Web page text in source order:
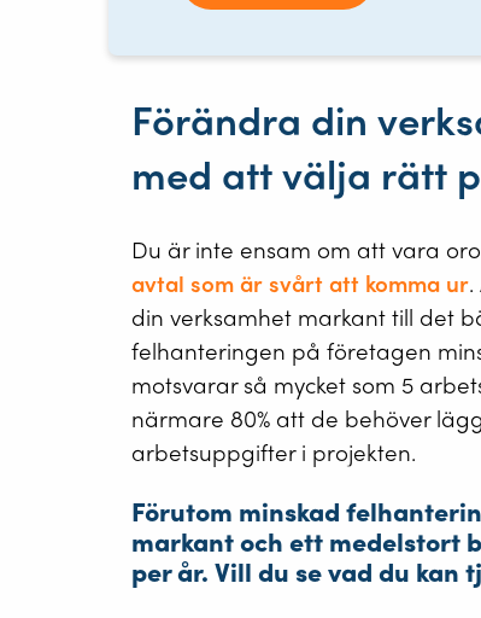
Förändra din
med att välja rätt
Du är inte ensam om att vara
avtal som är svårt att komma ur
din verksamhet markant till det
felhanteringen på företagen
motsvarar så mycket som 5
närmare 80% att de behöver
arbetsuppgifter i projekten.
Förutom minskad
markant och ett medelstort
per år. Vill du se vad du kan